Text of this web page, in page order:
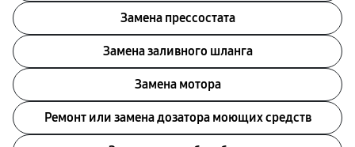
Замена прессостата
Замена заливного шланга
Замена мотора
Ремонт или замена дозатора моющих средств